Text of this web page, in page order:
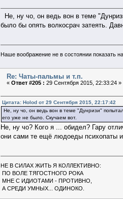
Не, ну чо, он ведь вон в теме
было бы опять волкосрач затеять.
Наше воображение не в состоянии показать
Re: Чаты-пальмы и т.п.
«Ответ #205 : 29 Сентября 2015, 22:33:24 »
Цитата: Holod от 29 Сентября 2015, 22:17:42
Не, ну чо, он ведь вон в теме "Дунризи"
его уже не было. Скучаем вот.
Не, ну чо? Кого я ... обидел? Гару
они сами те ещё людоеды психопаты
НЕ В СИЛАХ ЖИТЬ Я КОЛЛЕКТИВНО:
ПО ВОЛЕ ТЯГОСТНОГО РОКА
МНЕ С ИДИОТАМИ - ПРОТИВНО,
А СРЕДИ УМНЫХ... ОДИНОКО.